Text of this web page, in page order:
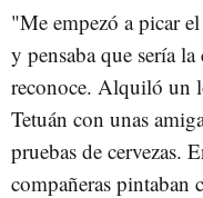
"Me empezó a picar
y pensaba que sería
reconoce. Alquiló un
Tetuán con unas
pruebas de cervezas.
compañeras pintaban